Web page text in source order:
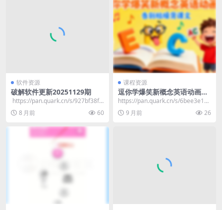
软件资源
破解软件更新20251129期
​ https://pan.quark.cn/s/927bf38f8
9ef ps...
8 月前 60
课程资源
逗你学爆笑新概念英语动画版
（告别枯燥背课文）
https://pan.quark.cn/s/6bee3e1b3
7e1​
9 月前 26